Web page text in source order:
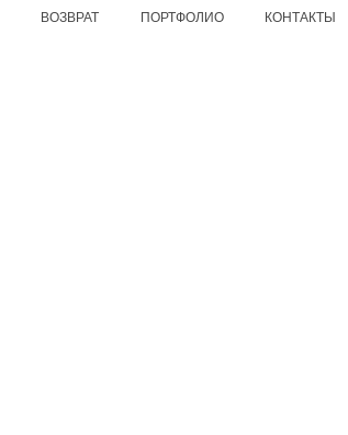
ВОЗВРАТ ПОРТФОЛИО КОНТАКТЫ